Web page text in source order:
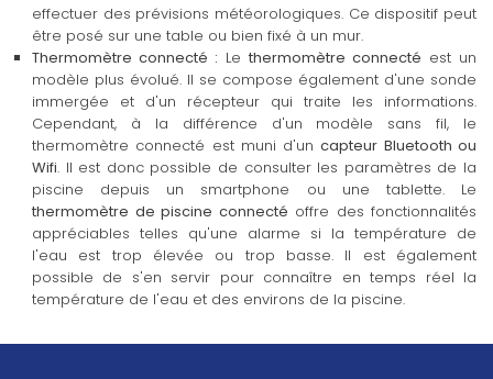
effectuer des prévisions météorologiques. Ce dispositif peut
être posé sur une table ou bien fixé à un mur.
Thermomètre connecté : Le thermomètre connecté est un
modèle plus évolué. Il se compose également d'une sonde
immergée et d'un récepteur qui traite les informations.
Cependant, à la différence d'un modèle sans fil, le
thermomètre connecté est muni d'uncapteur Bluetooth ou
Wifi. Il est donc possible de consulter les paramètres de la
piscine depuis un smartphone ou une tablette. Le
thermomètre de piscine connecté offre des fonctionnalités
appréciables telles qu'une alarme si la température de
l'eau est trop élevée ou trop basse. Il est également
possible de s'en servir pour connaître en temps réel la
température de l'eau et des environs de la piscine.